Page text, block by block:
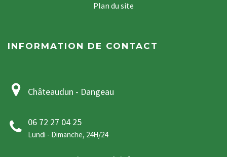
Plan du site
INFORMATION DE CONTACT
Châteaudun - Dangeau
06 72 27 04 25
Lundi - Dimanche, 24H/24